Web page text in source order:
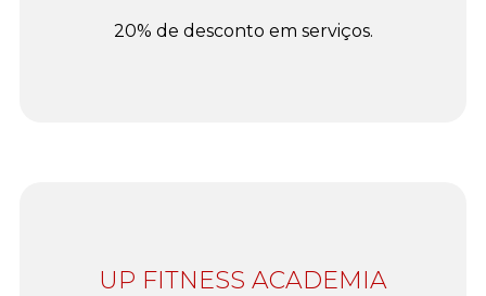
20% de desconto em serviços.
UP FITNESS ACADEMIA